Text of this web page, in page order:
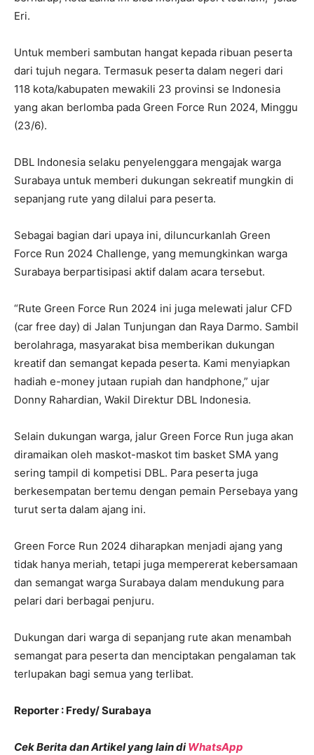
Eri.
Untuk memberi sambutan hangat kepada ribuan peserta
dari tujuh negara. Termasuk peserta dalam negeri dari
118 kota/kabupaten mewakili 23 provinsi se Indonesia
yang akan berlomba pada Green Force Run 2024, Minggu
(23/6).
DBL Indonesia selaku penyelenggara mengajak warga
Surabaya untuk memberi dukungan sekreatif mungkin di
sepanjang rute yang dilalui para peserta.
Sebagai bagian dari upaya ini, diluncurkanlah Green
Force Run 2024 Challenge, yang memungkinkan warga
Surabaya berpartisipasi aktif dalam acara tersebut.
“Rute Green Force Run 2024 ini juga melewati jalur CFD
(car free day) di Jalan Tunjungan dan Raya Darmo. Sambil
berolahraga, masyarakat bisa memberikan dukungan
kreatif dan semangat kepada peserta. Kami menyiapkan
hadiah e-money jutaan rupiah dan handphone,” ujar
Donny Rahardian, Wakil Direktur DBL Indonesia.
Selain dukungan warga, jalur Green Force Run juga akan
diramaikan oleh maskot-maskot tim basket SMA yang
sering tampil di kompetisi DBL. Para peserta juga
berkesempatan bertemu dengan pemain Persebaya yang
turut serta dalam ajang ini.
Green Force Run 2024 diharapkan menjadi ajang yang
tidak hanya meriah, tetapi juga mempererat kebersamaan
dan semangat warga Surabaya dalam mendukung para
pelari dari berbagai penjuru.
Dukungan dari warga di sepanjang rute akan menambah
semangat para peserta dan menciptakan pengalaman tak
terlupakan bagi semua yang terlibat.
Reporter : Fredy/ Surabaya
Cek Berita dan Artikel yang lain diWhatsApp